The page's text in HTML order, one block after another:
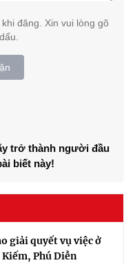
đăng. Xin vui lòng gõ
trở thành người đầu
biết này!
giải quyết vụ việc ở
Phú Diễn